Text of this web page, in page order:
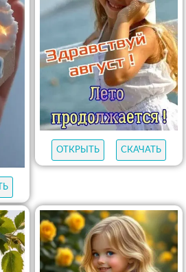
ОТКРЫТЬ СКАЧАТЬ